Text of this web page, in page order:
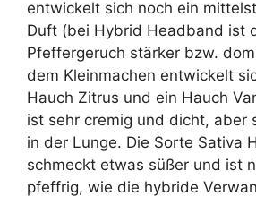
entwickelt sich noch ein
Duft (bei Hybrid Headband ist
Pfeffergeruch stärker bzw.
dem Kleinmachen entwickelt
Hauch Zitrus und ein Hauch
ist sehr cremig und dicht, aber
in der Lunge. Die Sorte Sativa
schmeckt etwas süßer und ist
pfeffrig, wie die hybride